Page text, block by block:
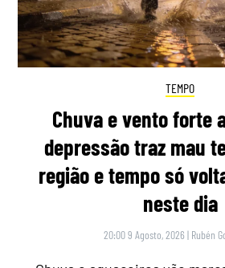
TEMPO
Chuva e vento forte
depressão traz mau
região e tempo só
neste dia
20:00 9 Agosto, 2026 | Rubén